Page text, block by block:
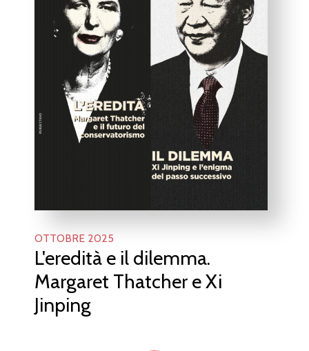
OTTOBRE 2025
L'eredità e il dilemma.
Margaret Thatcher e Xi
Jinping